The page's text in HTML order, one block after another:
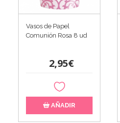
Vasos de Papel
Comunión Rosa 8 ud
2,95€
AÑADIR